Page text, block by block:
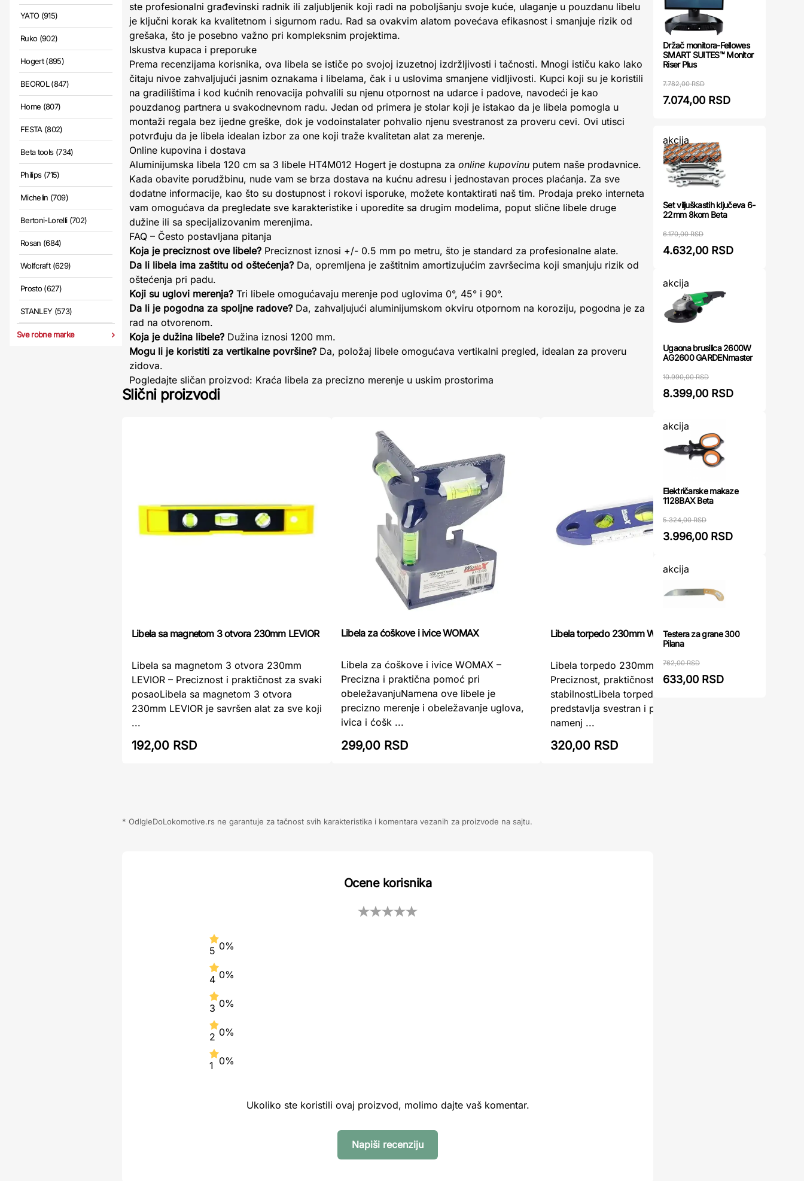
YATO (915)
Ruko (902)
Hogert (895)
BEOROL (847)
Home (807)
FESTA (802)
Beta tools (734)
Philips (715)
Michelin (709)
Bertoni-Lorelli (702)
Rosan (684)
Wolfcraft (629)
Prosto (627)
STANLEY (573)
Sve robne marke
ste profesionalni građevinski radnik ili zaljubljenik koji radi na poboljšanju svoje kuće, ulaganje u pouzdanu libelu
je ključni korak ka kvalitetnom i sigurnom radu. Rad sa ovakvim alatom povećava efikasnost i smanjuje rizik od
grešaka, što je posebno važno pri kompleksnim projektima.
Iskustva kupaca i preporuke
Prema recenzijama korisnika, ova libela se ističe po svojoj izuzetnoj izdržljivosti i tačnosti. Mnogi ističu kako lako
čitaju nivoe zahvaljujući jasnim oznakama i libelama, čak i u uslovima smanjene vidljivosti. Kupci koji su je koristili
na gradilištima i kod kućnih renovacija pohvalili su njenu otpornost na udarce i padove, navodeći je kao
pouzdanog partnera u svakodnevnom radu. Jedan od primera je stolar koji je istakao da je libela pomogla u
montaži regala bez ijedne greške, dok je vodoinstalater pohvalio njenu svestranost za proveru cevi. Ovi utisci
potvrđuju da je libela idealan izbor za one koji traže kvalitetan alat za merenje.
Online kupovina i dostava
Aluminijumska libela 120 cm sa 3 libele HT4M012 Hogert je dostupna za online kupovinu putem naše prodavnice.
Kada obavite porudžbinu, nude vam se brza dostava na kućnu adresu i jednostavan proces plaćanja. Za sve
dodatne informacije, kao što su dostupnost i rokovi isporuke, možete kontaktirati naš tim. Prodaja preko interneta
vam omogućava da pregledate sve karakteristike i uporedite sa drugim modelima, poput slične libele druge
dužine ili sa specijalizovanim merenjima.
FAQ – Često postavljana pitanja
Koja je preciznost ove libele? Preciznost iznosi +/- 0.5 mm po metru, što je standard za profesionalne alate.
Da li libela ima zaštitu od oštećenja? Da, opremljena je zaštitnim amortizujućim završecima koji smanjuju rizik od
oštećenja pri padu.
Koji su uglovi merenja? Tri libele omogućavaju merenje pod uglovima 0°, 45° i 90°.
Da li je pogodna za spoljne radove? Da, zahvaljujući aluminijumskom okviru otpornom na koroziju, pogodna je za
rad na otvorenom.
Koja je dužina libele? Dužina iznosi 1200 mm.
Mogu li je koristiti za vertikalne površine? Da, položaj libele omogućava vertikalni pregled, idealan za proveru
zidova.
Pogledajte sličan proizvod: Kraća libela za precizno merenje u uskim prostorima
Slični proizvodi
Libela sa magnetom 3 otvora 230mm LEVIOR
Libela sa magnetom 3 otvora 230mm
LEVIOR – Preciznost i praktičnost za svaki
posaoLibela sa magnetom 3 otvora
230mm LEVIOR je savršen alat za sve koji
...
192,00 RSD
Libela za ćoškove i ivice WOMAX
Libela za ćoškove i ivice WOMAX –
Precizna i praktična pomoć pri
obeležavanjuNamena ove libele je
precizno merenje i obeležavanje uglova,
ivica i ćošk ...
299,00 RSD
Libela torpedo 230mm WOMAX
Libela torpedo 230mm WOMAX –
Preciznost, praktičnost i magnetna
stabilnostLibela torpedo 230mm WOMAX
predstavlja svestran i pouzdan merni alat,
namenj ...
320,00 RSD
* OdIgleDoLokomotive.rs ne garantuje za tačnost svih karakteristika i komentara vezanih za proizvode na sajtu.
Ocene korisnika
5 0%
4 0%
3 0%
2 0%
1 0%
Ukoliko ste koristili ovaj proizvod, molimo dajte vaš komentar.
Napiši recenziju
Držač monitora-Fellowes
SMART SUITES™ Monitor
Riser Plus
7.782,00 RSD
7.074,00 RSD
akcija
Set viljuškastih ključeva 6-
22mm 8kom Beta
6.170,00 RSD
4.632,00 RSD
akcija
Ugaona brusilica 2600W
AG2600 GARDENmaster
10.990,00 RSD
8.399,00 RSD
akcija
Električarske makaze
1128BAX Beta
5.324,00 RSD
3.996,00 RSD
akcija
Testera za grane 300
Pilana
762,00 RSD
633,00 RSD